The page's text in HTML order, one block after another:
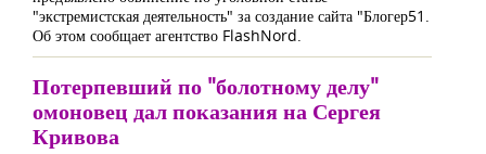
"экстремистская деятельность" за создание сайта "Блогер51.
Об этом сообщает агентство FlashNord.
Потерпевший по "болотному делу"
омоновец дал показания на Сергея
Кривова